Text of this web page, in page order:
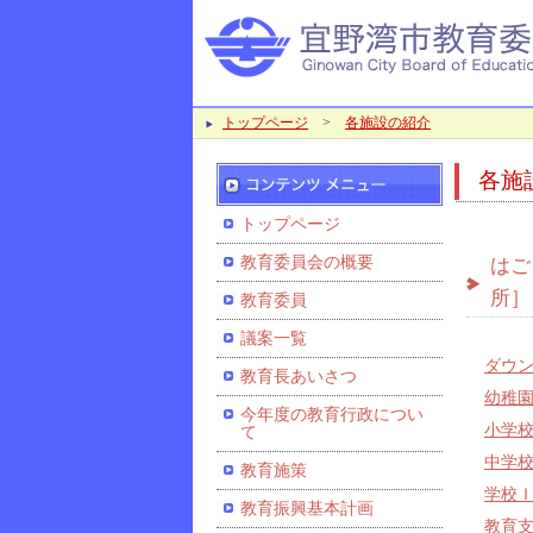
トップページ > 各施設の紹介
各施
は
所］
ダウ
幼稚
小学
中学
学校
教育
トップページ
教育委員会の概要
教育委員
議案一覧
教育長あいさつ
今年度の教育行政につい
て
教育施策
教育振興基本計画